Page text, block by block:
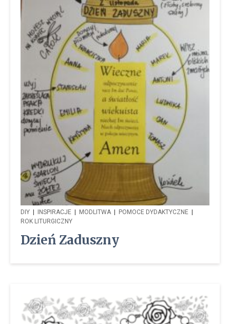
DIY INSPIRACJE MODLITWA POMOCE DYDAKTYCZNE
ROK LITURGICZNY
Dzień Zaduszny